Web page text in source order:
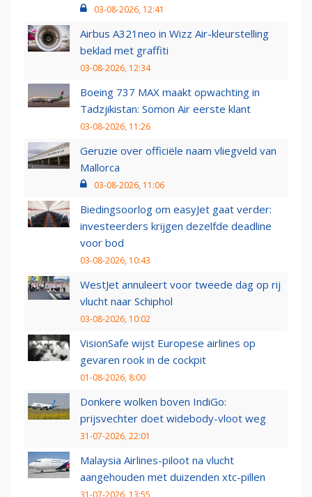
03-08-2026, 12:41
Airbus A321neo in Wizz Air-kleurstelling
beklad met graffiti
03-08-2026, 12:34
Boeing 737 MAX maakt opwachting in
Tadzjikistan: Somon Air eerste klant
03-08-2026, 11:26
Geruzie over officiële naam vliegveld van
Mallorca
03-08-2026, 11:06
Biedingsoorlog om easyJet gaat verder:
investeerders krijgen dezelfde deadline
voor bod
03-08-2026, 10:43
WestJet annuleert voor tweede dag op rij
vlucht naar Schiphol
03-08-2026, 10:02
VisionSafe wijst Europese airlines op
gevaren rook in de cockpit
01-08-2026, 8:00
Donkere wolken boven IndiGo:
prijsvechter doet widebody-vloot weg
31-07-2026, 22:01
Malaysia Airlines-piloot na vlucht
aangehouden met duizenden xtc-pillen
31-07-2026, 13:55